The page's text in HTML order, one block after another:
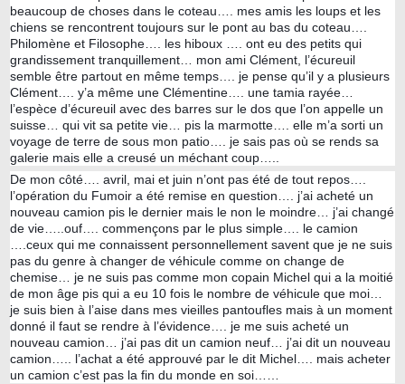
beaucoup de choses dans le coteau…. mes amis les loups et les
chiens se rencontrent toujours sur le pont au bas du coteau….
Philomène et Filosophe…. les hiboux …. ont eu des petits qui
grandissement tranquillement… mon ami Clément, l’écureuil
semble être partout en même temps…. je pense qu’il y a plusieurs
Clément…. y’a même une Clémentine…. une tamia rayée…
l’espèce d’écureuil avec des barres sur le dos que l’on appelle un
suisse… qui vit sa petite vie… pis la marmotte…. elle m’a sorti un
voyage de terre de sous mon patio…. je sais pas où se rends sa
galerie mais elle a creusé un méchant coup…..
De mon côté…. avril, mai et juin n’ont pas été de tout repos….
l’opération du Fumoir a été remise en question…. j’ai acheté un
nouveau camion pis le dernier mais le non le moindre… j’ai changé
de vie…..ouf…. commençons par le plus simple…. le camion
….ceux qui me connaissent personnellement savent que je ne suis
pas du genre à changer de véhicule comme on change de
chemise… je ne suis pas comme mon copain Michel qui a la moitié
de mon âge pis qui a eu 10 fois le nombre de véhicule que moi…
je suis bien à l’aise dans mes vieilles pantoufles mais à un moment
donné il faut se rendre à l’évidence…. je me suis acheté un
nouveau camion… j’ai pas dit un camion neuf… j’ai dit un nouveau
camion….. l’achat a été approuvé par le dit Michel…. mais acheter
un camion c’est pas la fin du monde en soi……